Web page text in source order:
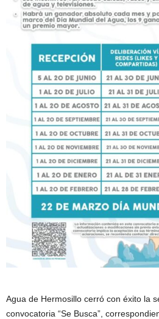
Agua de Hermosillo cerró con éxito la
convocatoria “Se Busca”,